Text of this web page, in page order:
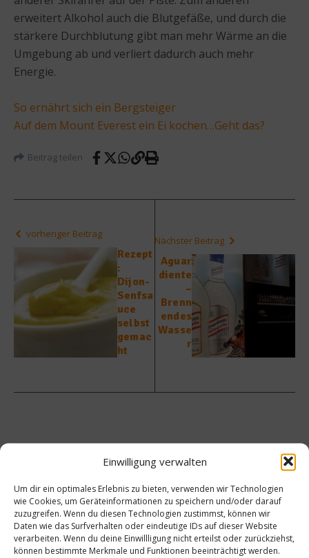
Einwilligung verwalten
Um dir ein optimales Erlebnis zu bieten, verwenden wir Technologien
wie Cookies, um Geräteinformationen zu speichern und/oder darauf
zuzugreifen. Wenn du diesen Technologien zustimmst, können wir
Daten wie das Surfverhalten oder eindeutige IDs auf dieser Website
verarbeiten. Wenn du deine Einwillligung nicht erteilst oder zurückziehst,
können bestimmte Merkmale und Funktionen beeinträchtigt werden.
erweitert Alkohol auch die Blutgefäße, und durch die
stärkere Durchblutung gibt man mehr Wärme an die
Umgebung ab und verliert dadurch auch mehr
Energie.
So ernährt sich ein Bergsteiger
Auf dem Mount Everest ein Ei kochen…Geht das?
Beitrag teilen
vorheriger Beitrag
Rezept
:
Dijon-
Senfsa
uce
selbst
gemac
ht
Nächster Beitrag
Aguar
diente
–
Brenn
endes
Wasse
r